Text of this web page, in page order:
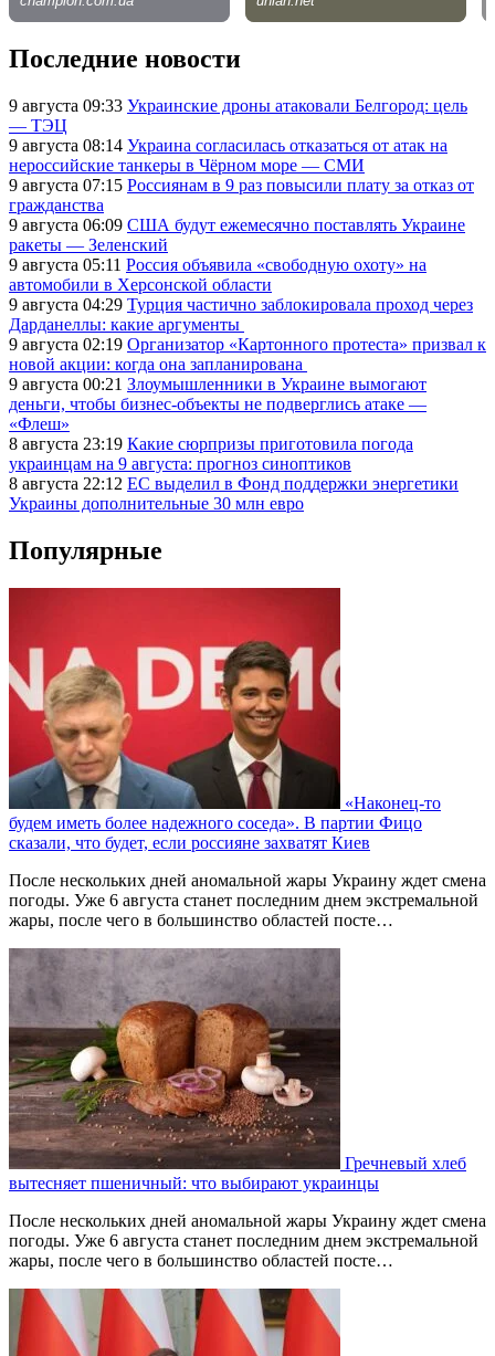
Последние новости
9 августа 09:33 Украинские дроны атаковали Белгород: цель
— ТЭЦ
9 августа 08:14 Украина согласилась отказаться от атак на
нероссийские танкеры в Чёрном море — СМИ
9 августа 07:15 Россиянам в 9 раз повысили плату за отказ от
гражданства
9 августа 06:09 США будут ежемесячно поставлять Украине
ракеты — Зеленский
9 августа 05:11 Россия объявила «свободную охоту» на
автомобили в Херсонской области
9 августа 04:29 Турция частично заблокировала проход через
Дарданеллы: какие аргументы
9 августа 02:19 Организатор «Картонного протеста» призвал к
новой акции: когда она запланирована
9 августа 00:21 Злоумышленники в Украине вымогают
деньги, чтобы бизнес-объекты не подверглись атаке —
«Флеш»
8 августа 23:19 Какие сюрпризы приготовила погода
украинцам на 9 августа: прогноз синоптиков
8 августа 22:12 ЕС выделил в Фонд поддержки энергетики
Украины дополнительные 30 млн евро
Популярные
«Наконец-то
будем иметь более надежного соседа». В партии Фицо
сказали, что будет, если россияне захватят Киев
После нескольких дней аномальной жары Украину ждет смена
погоды. Уже 6 августа станет последним днем экстремальной
жары, после чего в большинство областей посте…
Гречневый хлеб
вытесняет пшеничный: что выбирают украинцы
После нескольких дней аномальной жары Украину ждет смена
погоды. Уже 6 августа станет последним днем экстремальной
жары, после чего в большинство областей посте…